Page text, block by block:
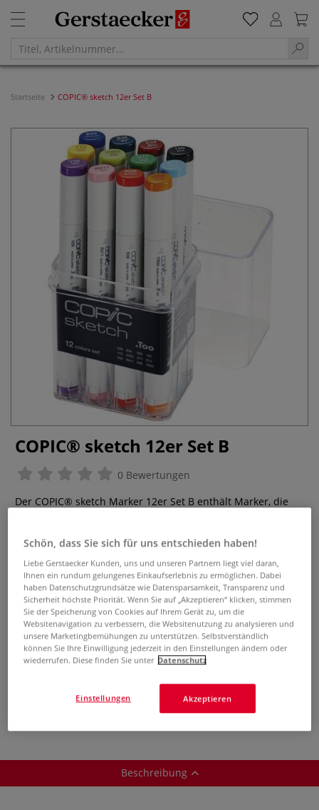
Startseite COPIC® sketch 12er Set B
COPIC® sketch 12er Set B
0 Bewertungen
Der COPIC® sketch Marker 12er Set B enthält Marker, die
auffüllbar mit VARIOUS INK. Vielseitig einsetzbar.
77,94 €
inklusive 20% bzw. 10% MwSt,
ggf. zuzüglichVersandkosten
Bestell-Nr.08-31055
In den Warenkorb
Beschreibung
Schön, dass Sie sich für uns entschieden haben!
Liebe Gerstaecker Kunden, uns und unseren Partnern liegt viel daran,
Ihnen ein rundum gelungenes Einkaufserlebnis zu ermöglichen. Dabei
haben Datenschutzgrundsätze wie Datensparsamkeit, Transparenz und
Sicherheit höchste Priorität. Wenn Sie auf „Akzeptieren“ klicken, stimmen
Sie der Speicherung von Cookies auf Ihrem Gerät zu, um die
Websitenavigation zu verbessern, die Websitenutzung zu analysieren und
unsere Marketingbemühungen zu unterstützen. Selbstverständlich
können Sie Ihre Einwilligung jederzeit in den Einstellungen ändern oder
wiederrufen. Diese finden Sie unter Datenschutz
Akzeptieren
Einstellungen